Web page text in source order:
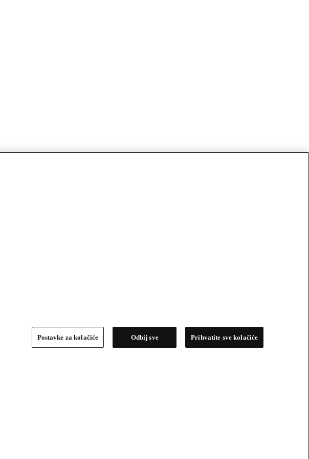
Postavke za kolačiće Odbij sve Prihvatite sve kolačiće